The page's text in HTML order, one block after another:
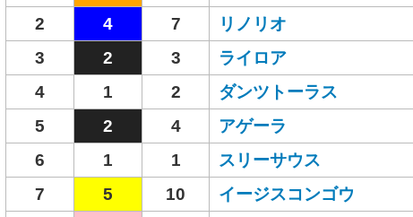
2
4 7 リノリオ
3
2 3 ライロア
4
1 2 ダンツトーラス
5
2 4 アゲーラ
6
1 1 スリーサウス
7
5 10 イージスコンゴウ